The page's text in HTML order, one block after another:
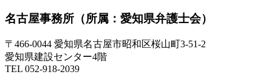
名古屋事務所 （所属：愛知県弁護士会）
〒466-0044 愛知県名古屋市昭和区桜山町3-51-2
愛知県建設センター4階
TEL 052-918-2039